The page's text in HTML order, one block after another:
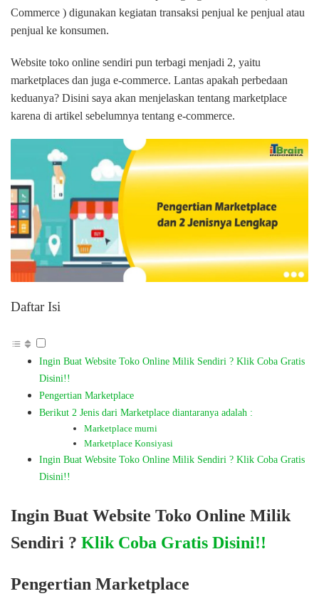
Commerce ) digunakan kegiatan transaksi penjual ke penjual atau
penjual ke konsumen.
Website toko online sendiri pun terbagi menjadi 2, yaitu
marketplaces dan juga e-commerce. Lantas apakah perbedaan
keduanya? Disini saya akan menjelaskan tentang marketplace
karena di artikel sebelumnya tentang e-commerce.
Daftar Isi
Ingin Buat Website Toko Online Milik Sendiri ? Klik Coba Gratis
Disini!!
Pengertian Marketplace
Berikut 2 Jenis dari Marketplace diantaranya adalah :
Marketplace murni
Marketplace Konsiyasi
Ingin Buat Website Toko Online Milik Sendiri ? Klik Coba Gratis
Disini!!
Ingin Buat Website Toko Online Milik
Sendiri ? Klik Coba Gratis Disini!!
Pengertian Marketplace